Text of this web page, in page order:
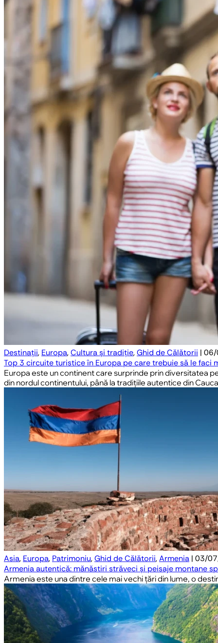
Destinații, Europa,Cultura și tradiție,Ghid de Călătorii |
Top 3 circuite turistice în Europa pe care trebuie să le faci
Europa este un continent care surprinde prin diversitatea
din nordul continentului, până la tradițiile autentice din
Asia, Europa, Patrimoniu,Ghid de Călătorii,Armenia | 03/
Armenia autentică: mănăstiri străveci și peisaje montane
Armenia este una dintre cele mai vechi țări din lume, o